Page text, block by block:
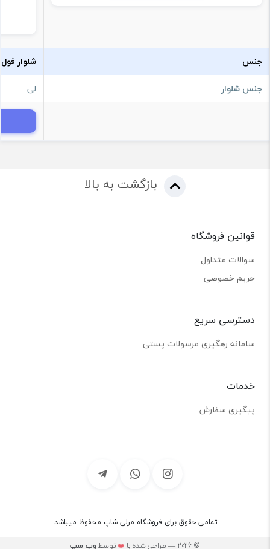
جنس
شلوار
جنس شلوار
لی
بازگشت به بالا
قوانین فروشگاه
سوالات متداول
حریم خصوصی
دسترسی سریع
سامانه رهگیری مرسولات پستی
خدمات
پیگیری سفارش
تمامی حقوق برای فروشگاه مرلی شاپ محفوظ میباشد.
© 2026 — طراحی شده با
❤️توسطوب ‌سپ